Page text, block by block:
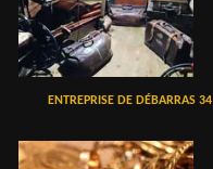
ENTREPRISE DE DÉBARRAS 34